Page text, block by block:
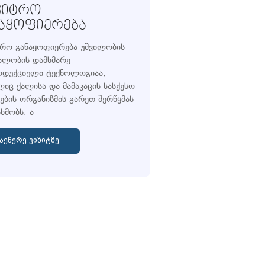
განაყოფიერება უშვილობის
დამხმარე
ტექნოლოგიაა,
ქალისა და მამაკაცის სასქესო
ორგანიზმის გარეთ შერწყმას
ა
ვიზიტზე